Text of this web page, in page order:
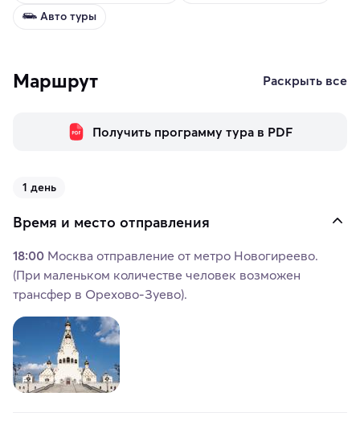
Авто туры
Маршрут Раскрыть все
Получить программу тура в PDF
1 день
Время и место отправления
18:00 Москва отправление от метро Новогиреево.
(При маленьком количестве человек возможен
трансфер в Орехово-Зуево).